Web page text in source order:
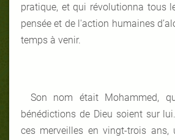
pratique, et qui révolutionna tous
pensée et de l'action humaines
temps à venir.
Son nom était Mohammed,
bénédictions de Dieu soient sur
ces merveilles en vingt-trois